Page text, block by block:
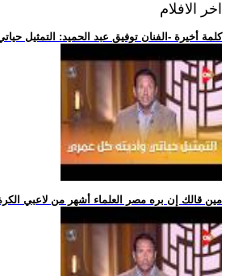
اخر الافلام
.. كلمة أخيرة -الفنان توفيق عبد الحميد: التمثيل
.. مين قالك إن بره مصر العلماء أشهر من لاعبي الكرة